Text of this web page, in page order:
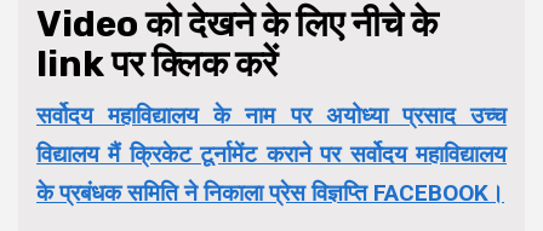
Video को देखने के लिए नीचे के
link पर क्लिक करें
सर्वोदय महाविद्यालय के नाम पर अयोध्या प्रसाद उच्च
विद्यालय मैं क्रिकेट टूर्नामेंट कराने पर सर्वोदय महाविद्यालय
के प्रबंधक समिति ने निकाला प्रेस विज्ञप्ति FACEBOOK।